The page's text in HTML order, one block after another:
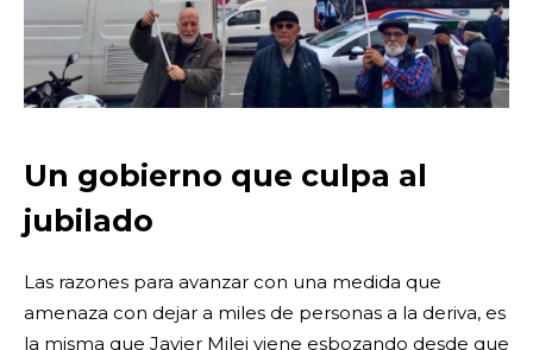
Un gobierno que culpa al
jubilado
Las razones para avanzar con una medida que
amenaza con dejar a miles de personas a la deriva, es
la misma que Javier Milei viene esbozando desde que